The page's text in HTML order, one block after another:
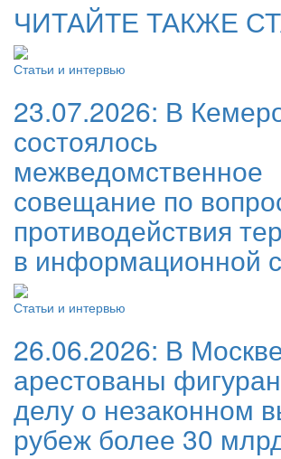
ЧИТАЙТЕ ТАКЖЕ
Статьи и интервью
23.07.2026: В
состоялось
межведомственное
совещание по
противодействия
в информационной
Статьи и интервью
26.06.2026: В
арестованы
делу о незаконном
рубеж более 30